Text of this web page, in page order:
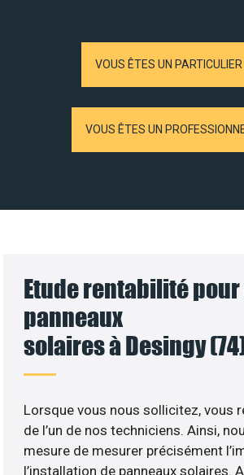
VOUS ÊTES UN PARTICULIER
VOUS ÊTES UN
Etude rentabilité pour
panneaux
solaires à Desingy
Lorsque vous nous sollicitez, vous
de l’un de nos techniciens. Ainsi,
mesure de mesurer précisément
l’installation de panneaux solaires.